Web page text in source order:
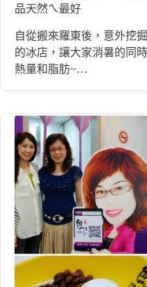
品天然ㄟ最好
自從搬來羅東後，意外挖
的冰店，讓大家消暑的同
熱量和脂肪~…